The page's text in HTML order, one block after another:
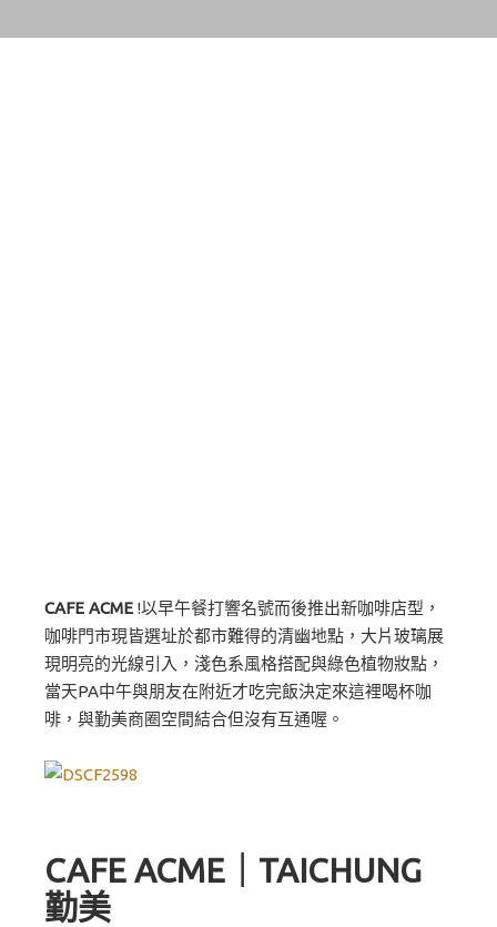
CAFE ACME !以早午餐打響名號⽽後推出新咖啡店型，
咖啡門市現皆選址於都市難得的清幽地點，大片玻璃展
現明亮的光線引入，淺色系風格搭配與綠色植物妝點，
當天PA中午與朋友在附近才吃完飯決定來這裡喝杯咖
啡，與勤美商圈空間結合但沒有互通喔。
CAFE ACME｜TAICHUNG
勤美